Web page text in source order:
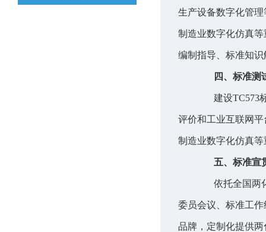
生产设备数字化管
制造业数字化仿真
编制指导、标准知
四、标准测
建设TC573标
评价和工业互联网
制造业数字化仿真
五、标准宣
依托全国两化
委员会议、标准工
品牌，定制化提供